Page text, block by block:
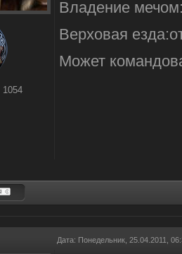
1054
Владение
Верховая
Может
Дата: Понедельник, 25.04.2011,